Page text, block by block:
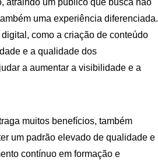
uma experiência diferenciada.
como a criação de conteúdo
e a qualidade dos
a aumentar a visibilidade e a
muitos benefícios, também
um padrão elevado de qualidade e
contínuo em formação e